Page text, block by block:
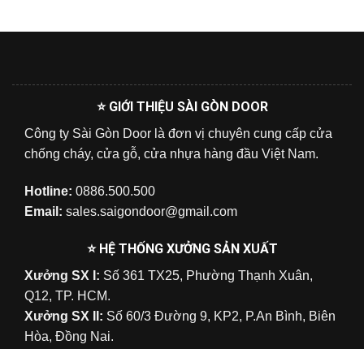
⭐ GIỚI THIỆU SÀI GÒN DOOR
Công ty Sài Gòn Door là đơn vị chuyên cung cấp cửa
chống cháy, cửa gỗ, cửa nhựa hàng đầu Việt Nam.
Hotline: 0886.500.500
Email: sales.saigondoor@gmail.com
⭐ HỆ THỐNG XƯỞNG SẢN XUẤT
Xưởng SX I: Số 361 TX25, Phường Thạnh Xuân,
Q12, TP. HCM.
Xưởng SX II: Số 60/3 Đường 9, KP2, P.An Bình, Biên
Hòa, Đồng Nai.